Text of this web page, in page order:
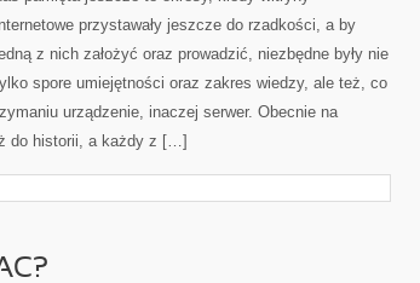
przystawały jeszcze do rzadkości, a by
z nich założyć oraz prowadzić, niezbędne były nie
spore umiejętności oraz zakres wiedzy, ale też, co
urządzenie, inaczej serwer. Obecnie na
do historii, a każdy z […]